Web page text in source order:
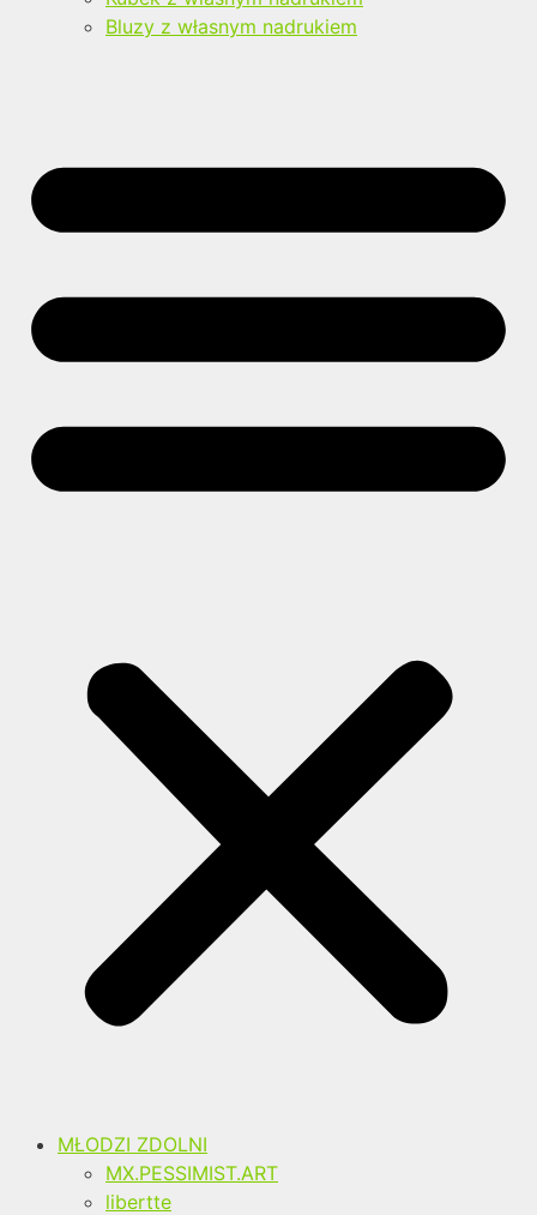
Bluzy z własnym nadrukiem
MŁODZI ZDOLNI
MX.PESSIMIST.ART
libertte